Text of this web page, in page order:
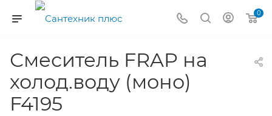
0
Смеситель FRAP на
холод.воду (моно)
F4195